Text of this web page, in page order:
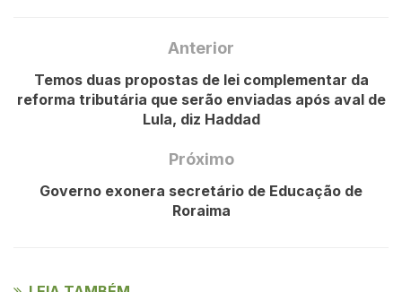
Anterior
Temos duas propostas de lei complementar da
reforma tributária que serão enviadas após aval de
Lula, diz Haddad
Próximo
Governo exonera secretário de Educação de
Roraima